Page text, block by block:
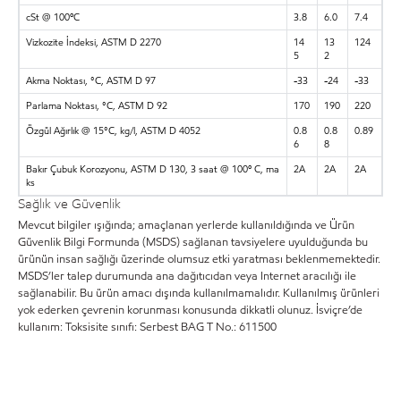
cSt @ 100ºC 3.8 6.0
7.4
Vizkozite İndeksi, ASTM D 2270
14
5
13
2
124
Akma Noktası, °C, ASTM D 97 -33 -24
-33
Parlama Noktası, °C, ASTM D 92
170 190
220
Özgül Ağırlık @ 15°C, kg/l, ASTM D 4052
0.8
6
0.8
8
0.89
Bakır Çubuk Korozyonu, ASTM D 130, 3 saat @ 100º C, ma
ks
2A 2A 2A
Sağlık ve Güvenlik
Mevcut bilgiler ışığında; amaçlanan yerlerde kullanıldığında ve Ürün
Güvenlik Bilgi Formunda (MSDS) sağlanan tavsiyelere uyulduğunda bu
ürünün insan sağlığı üzerinde olumsuz etki yaratması beklenmemektedir.
MSDS’ler talep durumunda ana dağıtıcıdan veya Internet aracılığı ile
sağlanabilir. Bu ürün amacı dışında kullanılmamalıdır. Kullanılmış ürünleri
yok ederken çevrenin korunması konusunda dikkatli olunuz. İsviçre’de
kullanım: Toksisite sınıfı: Serbest BAG T No.: 611500